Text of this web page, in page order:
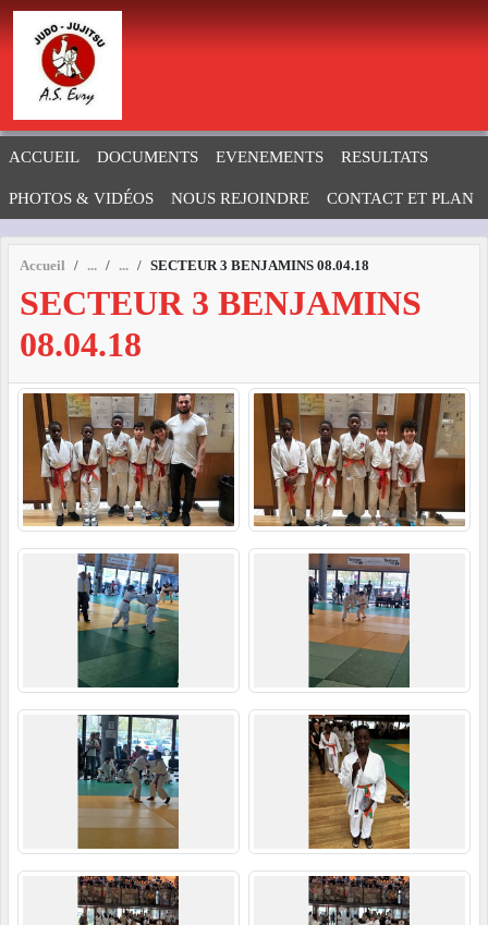
ACCUEIL DOCUMENTS EVENEMENTS RESULTATS
PHOTOS & VIDÉOS NOUS REJOINDRE CONTACT ET PLAN
Accueil SECTEUR 3 BENJAMINS 08.04.18
SECTEUR 3 BENJAMINS
08.04.18
Panneau de gestion des cookies